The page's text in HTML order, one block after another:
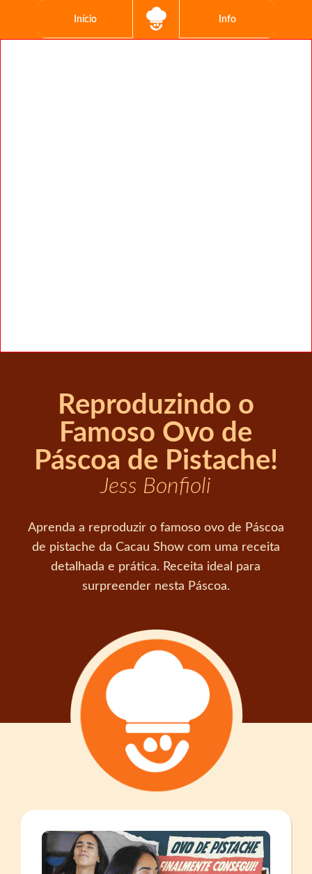
Início Info
Reproduzindo o
Famoso Ovo de
Páscoa de Pistache!
Jess Bonfioli
Aprenda a reproduzir o famoso ovo de Páscoa
de pistache da Cacau Show com uma receita
detalhada e prática. Receita ideal para
surpreender nesta Páscoa.